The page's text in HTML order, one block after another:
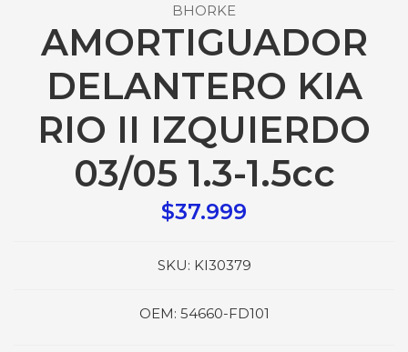
BHORKE
AMORTIGUADOR
DELANTERO KIA
RIO II IZQUIERDO
03/05 1.3-1.5cc
$37.999
SKU: KI30379
OEM: 54660-FD101